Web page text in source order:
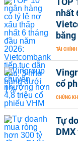
nhất
băng
TÀI CHÍNH
cổ
CHỨNG
Tự